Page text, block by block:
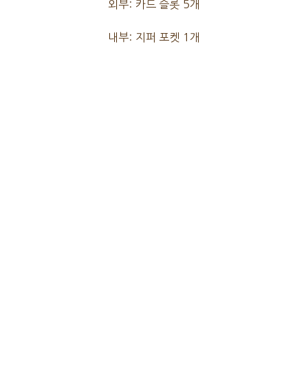
외부: 카드 슬롯 5개
내부: 지퍼 포켓 1개